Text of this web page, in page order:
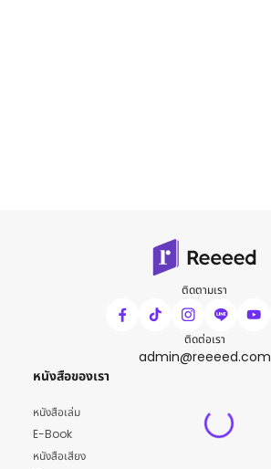
ติดตามเรา
ติดต่อเรา
admin@reeeed.com
หนังสือของเรา
หนังสือเล่ม
E-Book
หนังสือเสียง